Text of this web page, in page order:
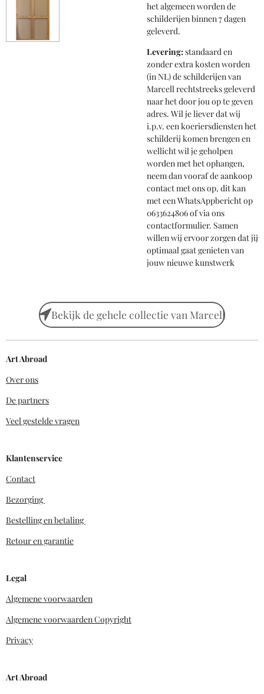
het algemeen worden de
schilderijen binnen 7 dagen
geleverd.
Levering:standaard en
zonder extra kosten worden
(in NL) de schilderijen van
Marcell rechtstreeks geleverd
naar het door jou op te geven
adres. Wil je liever dat wij
i.p.v. een koeriersdiensten het
schilderij komen brengen en
wellicht wil je geholpen
worden met het ophangen,
neem dan vooraf de aankoop
contact met ons op, dit kan
met een WhatsAppbericht op
0633624806 of via ons
contactformulier. Samen
willen wij ervoor zorgen dat jij
optimaal gaat genieten van
jouw nieuwe kunstwerk
Bekijk de gehele collectie van Marcell
Art Abroad
Over ons
De partners
Veel gestelde vragen
Klantenservice
Contact
Bezorging
Bestelling en betaling
Retour en garantie
Legal
Algemene voorwaarden
Algemene voorwaarden Copyright
Privacy
Art Abroad